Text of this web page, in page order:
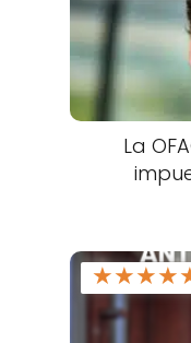
La
★★★★